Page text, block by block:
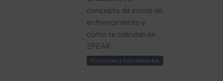
concepto de zonas de
entrenamiento y
cómo se calculan en
2PEAK.
Funciones y herramientas